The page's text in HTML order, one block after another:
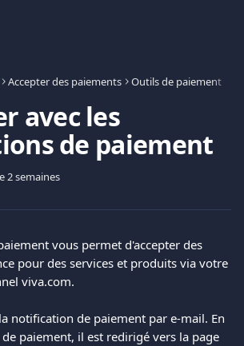
Accepter des paiements Outils de paiement
avec les
de paiement
2 semaines
vous permet d'accepter des
pour des services et produits via votre
viva.com.
notification de paiement par e-mail. En
paiement, il est redirigé vers la page